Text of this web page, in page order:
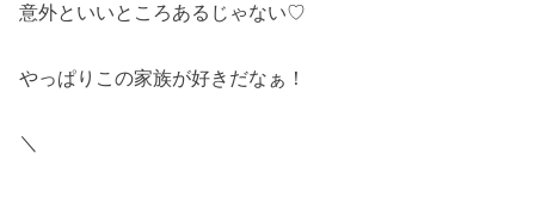
意外といいところあるじゃない♡
やっぱりこの家族が好きだなぁ！
＼